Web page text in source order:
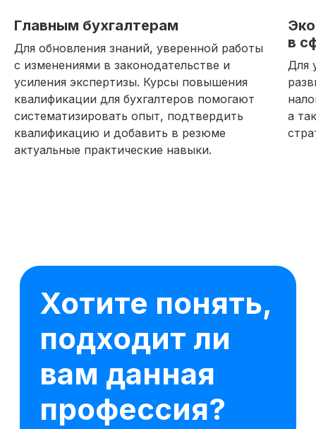
Главным бухгалтерам
Для обновления знаний, уверенной работы
с изменениями в законодательстве и
усиления экспертизы. Курсы повышения
квалификации для бухгалтеров помогают
систематизировать опыт, подтвердить
квалификацию и добавить в резюме
актуальные практические навыки.
в
Для
а